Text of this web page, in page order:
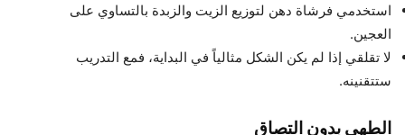
استخدمي فرشاة دهن لتوزيع الزيت والزبدة بالتساوي على
العجين.
لا تقلقي إذا لم يكن الشكل مثالياً في البداية، فمع التدريب
ستتقنينه.
الطهي بدون التصاق